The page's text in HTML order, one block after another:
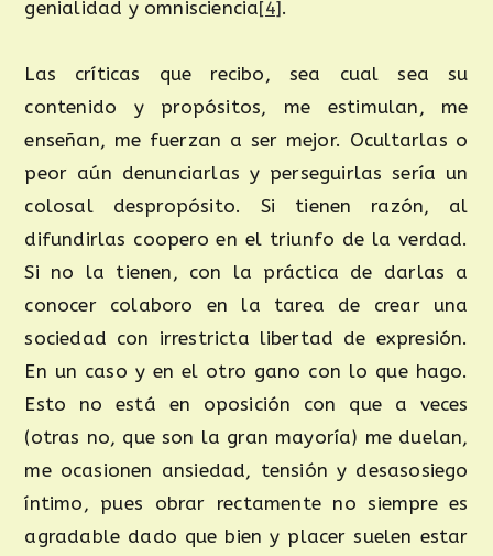
genialidad y omnisciencia[4].
Las críticas que recibo, sea cual sea su
contenido y propósitos, me estimulan, me
enseñan, me fuerzan a ser mejor. Ocultarlas o
peor aún denunciarlas y perseguirlas sería un
colosal despropósito. Si tienen razón, al
difundirlas coopero en el triunfo de la verdad.
Si no la tienen, con la práctica de darlas a
conocer colaboro en la tarea de crear una
sociedad con irrestricta libertad de expresión.
En un caso y en el otro gano con lo que hago.
Esto no está en oposición con que a veces
(otras no, que son la gran mayoría) me duelan,
me ocasionen ansiedad, tensión y desasosiego
íntimo, pues obrar rectamente no siempre es
agradable dado que bien y placer suelen estar